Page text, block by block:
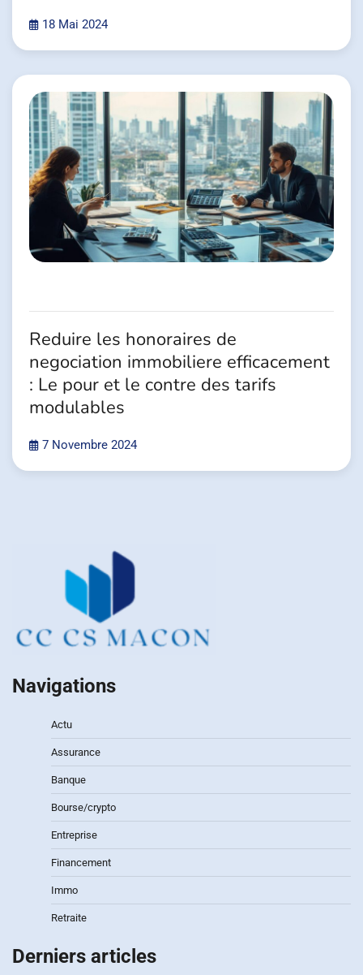
18 Mai 2024
Reduire les honoraires de
negociation immobiliere efficacement
: Le pour et le contre des tarifs
modulables
7 Novembre 2024
Navigations
Actu
Assurance
Banque
Bourse/crypto
Entreprise
Financement
Immo
Retraite
Derniers articles